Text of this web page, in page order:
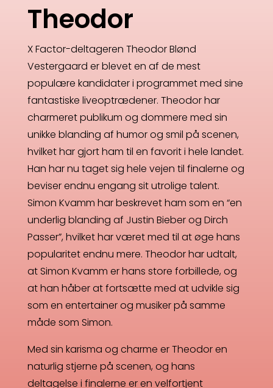
Theodor
X Factor-deltageren Theodor Blønd
Vestergaard er blevet en af de mest
populære kandidater i programmet med sine
fantastiske liveoptrædener. Theodor har
charmeret publikum og dommere med sin
unikke blanding af humor og smil på scenen,
hvilket har gjort ham til en favorit i hele landet.
Han har nu taget sig hele vejen til finalerne og
beviser endnu engang sit utrolige talent.
Simon Kvamm har beskrevet ham som en “en
underlig blanding af Justin Bieber og Dirch
Passer”, hvilket har været med til at øge hans
popularitet endnu mere. Theodor har udtalt,
at Simon Kvamm er hans store forbillede, og
at han håber at fortsætte med at udvikle sig
som en entertainer og musiker på samme
måde som Simon.
Med sin karisma og charme er Theodor en
naturlig stjerne på scenen, og hans
deltagelse i finalerne er en velfortjent